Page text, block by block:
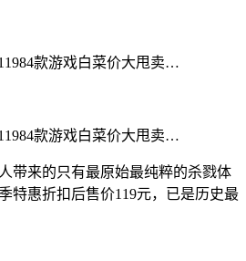
带来的只有最原始最纯粹的杀戮体
特惠折扣后售价119元，已是历史最